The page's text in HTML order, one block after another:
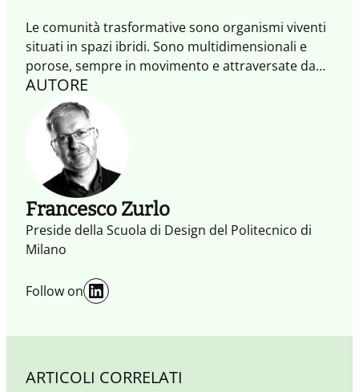
Le comunità trasformative sono organismi viventi
situati in spazi ibridi. Sono multidimensionali e
porose, sempre in movimento e attraversate da
esperienze che attivano scambi e generano azioni
trasformative. È mettendo al centro queste
comunità, oltre agli individui che le abitano, che
possiamo affrontare le grandi sfide del presente e
del futuro, generando impatti positivi.
AUTORE
Francesco Zurlo
Preside della Scuola di Design del Politecnico di
Milano
Follow on LinkedIn
ARTICOLI CORRELATI